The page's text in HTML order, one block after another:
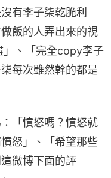
有李子柒乾脆利
飯的人弄出來的視
、「完全copy李子
每次雖然幹的都是
「憤怒嗎？憤怒就
怒」、「希望那些
微博下面的評